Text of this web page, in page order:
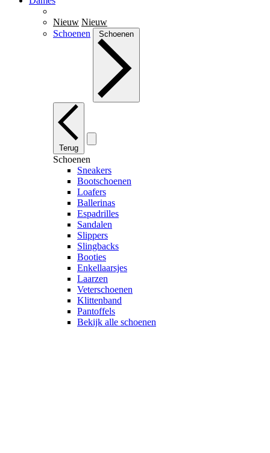
Nieuw Nieuw
Schoenen
Schoenen
Terug
Schoenen
Sneakers
Bootschoenen
Loafers
Ballerinas
Espadrilles
Sandalen
Slippers
Slingbacks
Booties
Enkellaarsjes
Laarzen
Veterschoenen
Klittenband
Pantoffels
Bekijk alle schoenen